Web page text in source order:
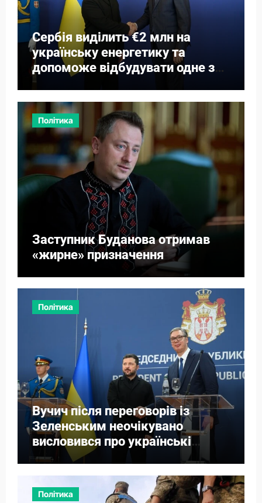
Сербія виділить €2 млн на
українську енергетику та
допоможе відбудувати одне з
міст
Політика
Заступник Буданова отримав
«жирне» призначення
Політика
Вучич після переговорів із
Зеленським неочікувано
висловився про українські
території
Політика